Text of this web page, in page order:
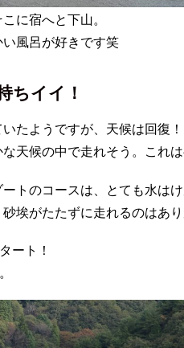
に宿へと下山。
風呂が好きです笑
ちイイ！
たようですが、天候は回復！
天候の中で走れそう。これ
トのコースは、とても水は
埃がたたずに走れるのはあり
ート！